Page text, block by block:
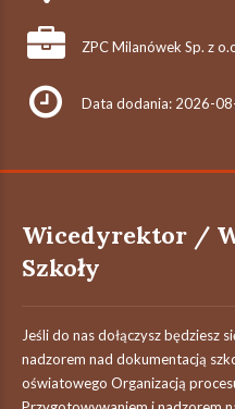
ZPC Milanówek Sp. z
Data dodania: 2026-
Wicedyrektor /
Szkoły
Jeśli do nas dołączysz będziesz
nadzorem nad dokumentacją
oświatowego Organizacją